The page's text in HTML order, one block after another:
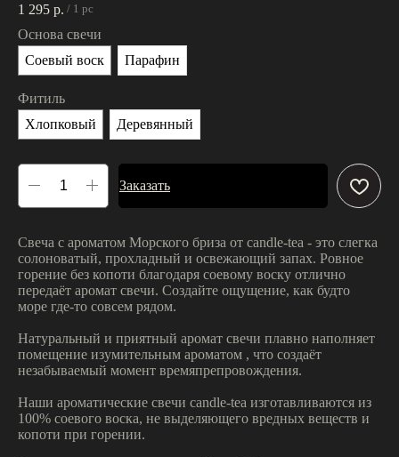
1 295 р. / 1 pc
Основа свечи
Соевый воск
Парафин
Фитиль
Хлопковый
Деревянный
Заказать
Свеча с ароматом Морского бриза от candle-tea - это слегка
солоноватый, прохладный и освежающий запах. Ровное
горение без копоти благодаря соевому воску отлично
передаёт аромат свечи. Создайте ощущение, как будто
море где-то совсем рядом.
Натуральный и приятный аромат свечи плавно наполняет
помещение изумительным ароматом , что создаёт
незабываемый момент времяпрепровождения.
Наши ароматические свечи candle-tea изготавливаются из
100% соевого воска, не выделяющего вредных веществ и
копоти при горении.